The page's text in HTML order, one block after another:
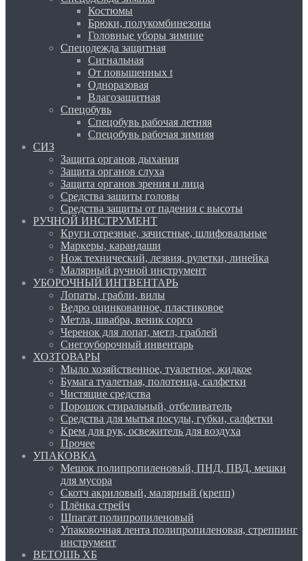
Костюмы
Брюки, полукомбинезоны
Головные уборы зимние
Спецодежда защитная
Сигнальная
От повышенных t
Одноразовая
Влагозащитная
Спецобувь
Спецобувь рабочая летняя
Спецобувь рабочая зимняя
СИЗ
Защита органов дыхания
Защита органов слуха
Защита органов зрения и лица
Средства защиты головы
Средства защиты от падения с высоты
РУЧНОЙ ИНСТРУМЕНТ
Круги отрезные, зачистные, шлифовальные
Маркеры, карандаши
Нож технический, лезвия, рулетки, линейка
Малярный ручной инструмент
УБОРОЧНЫЙ ИНТВЕНТАРЬ
Лопаты, грабли, вилы
Ведро оцинкованное, пластиковое
Метла, швабра, веник сорго
Черенок для лопат, метл, граблей
Снегоуборочный инвентарь
ХОЗТОВАРЫ
Мыло хозяйственное, туалетное, жидкое
Бумага туалетная, полотенца, салфетки
Чистящие средства
Порошок стиральный, отбеливатель
Средства для мытья посуды, губки, салфетки
Крем для рук, освежитель для воздуха
Прочее
УПАКОВКА
Мешок полипропиленовый, ПНД, ПВД, мешки
для мусора
Скотч акриловый, малярный (крепп)
Плёнка стрейч
Шпагат полипропиленовый
Упаковочная лента полипропиленовая, стреппинг
инструмент
ВЕТОШЬ ХБ